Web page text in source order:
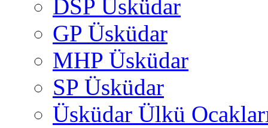
DSP Üsküdar
GP Üsküdar
MHP Üsküdar
SP Üsküdar
Üsküdar Ülkü